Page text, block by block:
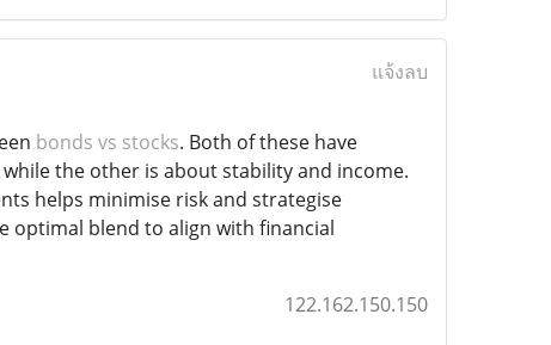
แจ้งลบ
bonds vs stocks. Both of these have
the other is about stability and income.
helps minimise risk and strategise
optimal blend to align with financial
122.162.150.150